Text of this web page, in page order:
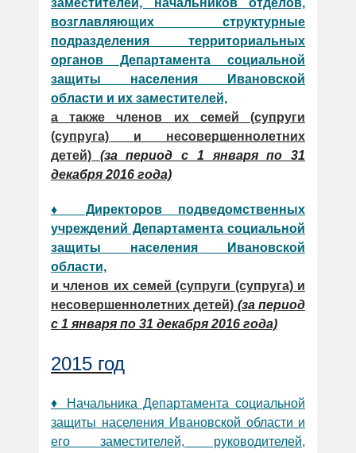
заместителей, начальников отделов,
возглавляющих структурные
подразделения территориальных
органов Департамента социальной
защиты населения Ивановской
области и их заместителей,
а также членов их семей (супруги
(супруга) и несовершеннолетних
детей)
(за период с 1 января по 31
декабря 2016 года)
♦ Директоров подведомственных
учреждений Департамента социальной
защиты населения Ивановской
области,
и членов их семей (супруги (супруга) и
несовершеннолетних детей) (за период
с 1 января по 31 декабря 2016 года)
2015 год
♦ Начальника Департамента социальной
защиты населения Ивановской области и
его заместителей, руководителей,